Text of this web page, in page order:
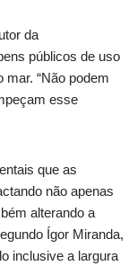
da
públicos de uso
“Não podem
esse
que as
não apenas
alterando a
Ígor Miranda,
inclusive a largura